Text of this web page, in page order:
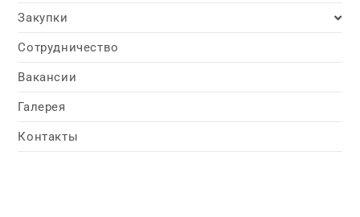
Закупки
Сотрудничество
Вакансии
Галерея
Контакты